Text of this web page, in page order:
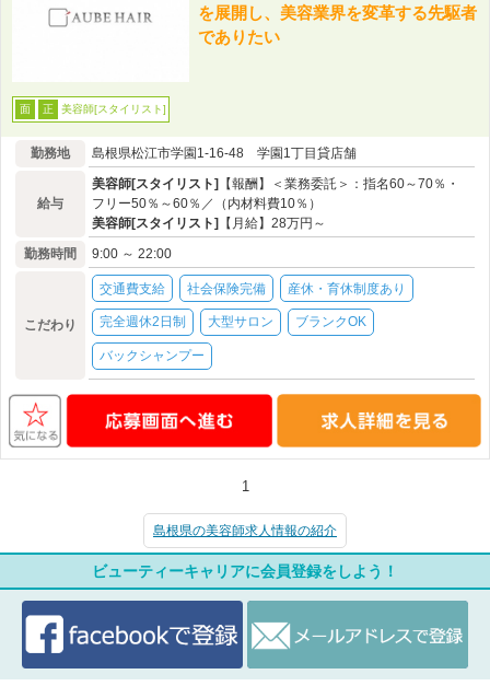
を展開し、美容業界を変革する先駆者
でありたい
面 正 美容師[スタイリスト]
勤務地 島根県松江市学園1-16-48 学園1丁目貸店舗
給与
美容師[スタイリスト]
【報酬】＜業務委託＞：指名60～70％・
フリー50％～60％／（内材料費10％）
美容師[スタイリスト]
【月給】28万円～
勤務時間
9:00 ～ 22:00
こだわり
交通費支給 社会保険完備 産休・育休制度あり
完全週休2日制 大型サロン ブランクOK
バックシャンプー
1
島根県の美容師求人情報の紹介
ビューティーキャリアに会員登録をしよう！